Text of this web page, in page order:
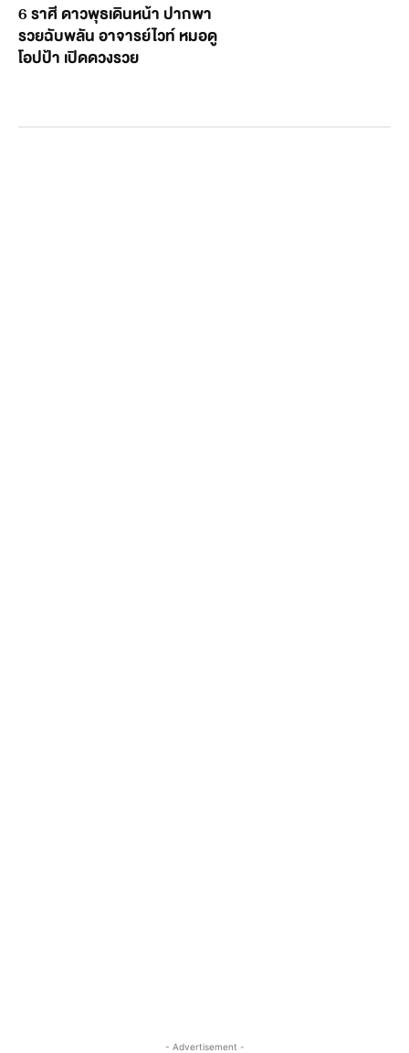
6 ราศี ดาวพุธเดินหน้า ปากพา
รวยฉับพลัน อาจารย์ไวท์ หมอดู
โอปป้า เปิดดวงรวย
- Advertisement -